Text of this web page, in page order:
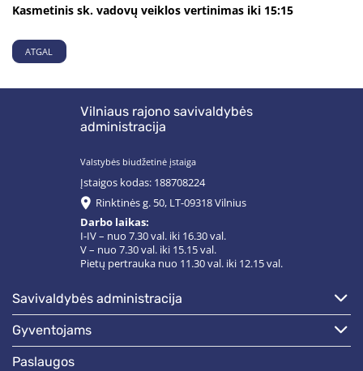
Kasmetinis sk. vadovų veiklos vertinimas iki 15:15
ATGAL
Vilniaus rajono savivaldybės
administracija
Valstybės biudžetinė įstaiga
Įstaigos kodas: 188708224
Rinktinės g. 50, LT-09318 Vilnius
Darbo laikas:
I-IV – nuo 7.30 val. iki 16.30 val.
V – nuo 7.30 val. iki 15.15 val.
Pietų pertrauka nuo 11.30 val. iki 12.15 val.
savivaldybės administracija
gyventojams
paslaugos